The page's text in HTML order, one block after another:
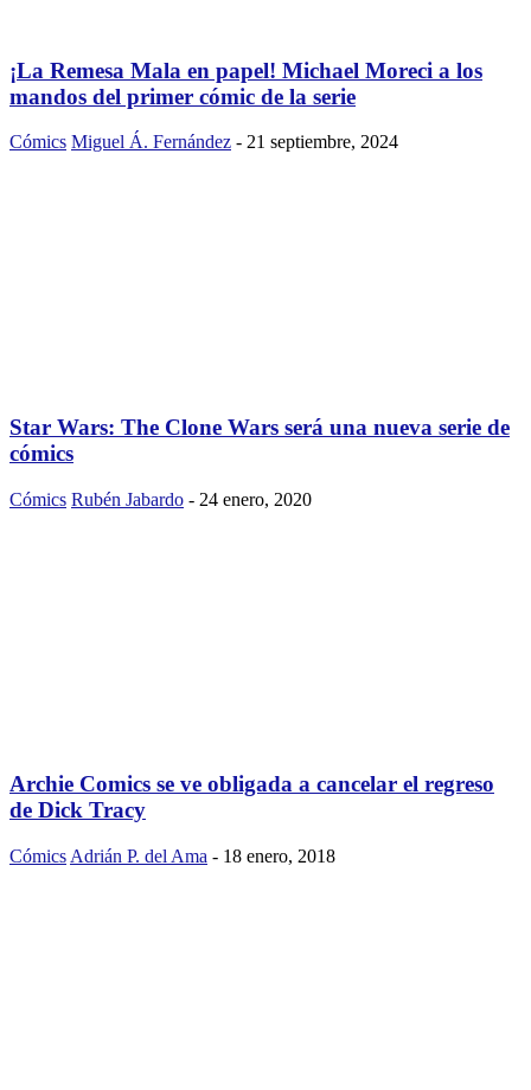
¡La Remesa Mala en papel! Michael Moreci a los
mandos del primer cómic de la serie
Cómics Miguel Á. Fernández - 21 septiembre, 2024
Star Wars: The Clone Wars será una nueva serie de
cómics
Cómics Rubén Jabardo - 24 enero, 2020
Archie Comics se ve obligada a cancelar el regreso
de Dick Tracy
Cómics Adrián P. del Ama - 18 enero, 2018